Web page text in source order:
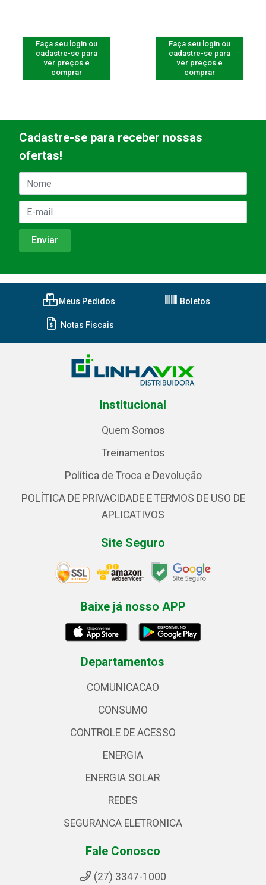
Faça seu login ou
cadastre-se para
ver preços e
comprar
Faça seu login ou
cadastre-se para
ver preços e
comprar
Cadastre-se para receber nossas
ofertas!
Meus Pedidos Boletos
Notas Fiscais
Institucional
Quem Somos
Treinamentos
Política de Troca e Devolução
POLÍTICA DE PRIVACIDADE E TERMOS DE USO DE
APLICATIVOS
Site Seguro
Baixe já nosso APP
Departamentos
COMUNICACAO
CONSUMO
CONTROLE DE ACESSO
ENERGIA
ENERGIA SOLAR
REDES
SEGURANCA ELETRONICA
Fale Conosco
(27) 3347-1000